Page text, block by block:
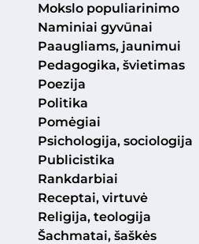
Mokslo populiarinimo
Naminiai gyvūnai
Paaugliams, jaunimui
Pedagogika, švietimas
Poezija
Politika
Pomėgiai
Psichologija, sociologija
Publicistika
Rankdarbiai
Receptai, virtuvė
Religija, teologija
Šachmatai, šaškės